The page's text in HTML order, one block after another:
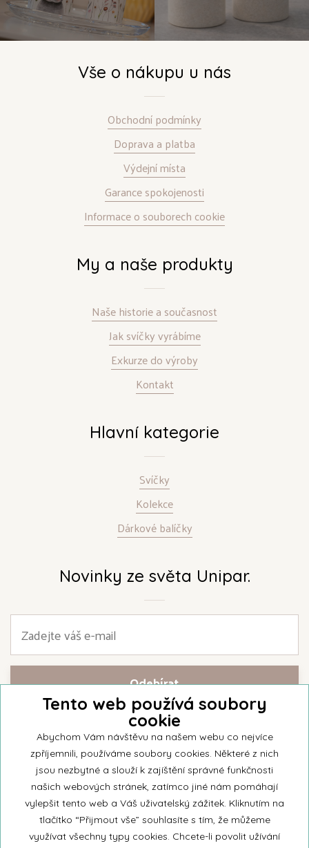
Vše o nákupu u nás
Obchodní podmínky
Doprava a platba
Výdejní místa
Garance spokojenosti
Informace o souborech cookie
My a naše produkty
Naše historie a současnost
Jak svíčky vyrábíme
Exkurze do výroby
Kontakt
Hlavní kategorie
Svíčky
Kolekce
Dárkové balíčky
Novinky ze světa Unipar.
Přihlašte se k našemu newsletteru a buďte jako první informováni o
nejnovějších kolekcích svíček a aktualitách z rodinné firmy Unipar.
© 2026 Unipar
Tento web používá soubory
cookie
Abychom Vám návštěvu na našem webu co nejvíce
zpříjemnili, používáme soubory cookies. Některé z nich
jsou nezbytné a slouží k zajíštění správné funkčnosti
našich webových stránek, zatímco jiné nám pomáhají
vylepšit tento web a Váš uživatelský zážitek. Kliknutím na
tlačítko “Přijmout vše” souhlasíte s tím, že můžeme
využívat všechny typy cookies. Chcete-li povolit užívání